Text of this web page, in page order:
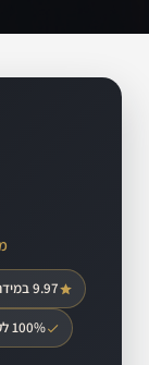
9.97 במידרג · 1,099 חוות דעת
100% לקוחות מרוצים